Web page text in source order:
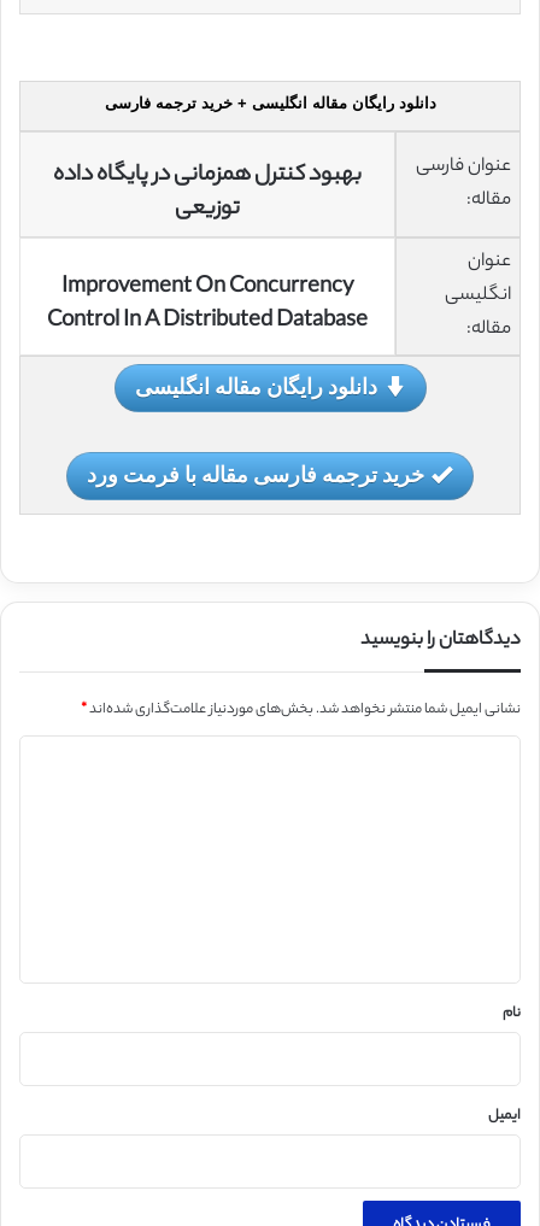
دانلود رایگان مقاله انگلیسی + خرید ترجمه فارسی
عنوان فارسی
مقاله:
بهبود کنترل همزمانی در پایگاه داده
توزیعی
عنوان
انگلیسی
مقاله:
Improvement On Concurrency
Control In A Distributed Database
دانلود رایگان مقاله انگلیسی
خرید ترجمه فارسی مقاله با فرمت ورد
دیدگاهتان را بنویسید
نشانی ایمیل شما منتشر نخواهد شد.بخش‌های موردنیاز علامت‌گذاری شده‌اند*
نام
ایمیل